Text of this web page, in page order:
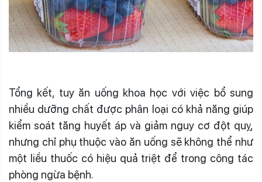
Tổng kết, tuy ăn uống khoa học với việc bổ sung
nhiều dưỡng chất được phân loại có khả năng giúp
kiểm soát tăng huyết áp và giảm nguy cơ đột quỵ,
nhưng chỉ phụ thuộc vào ăn uống sẽ không thể như
một liều thuốc có hiệu quả triệt để trong công tác
phòng ngừa bệnh.